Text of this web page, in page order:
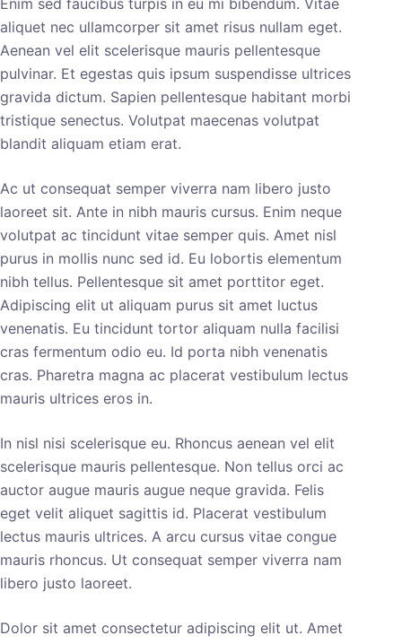
Enim sed faucibus turpis in eu mi bibendum. Vitae
aliquet nec ullamcorper sit amet risus nullam eget.
Aenean vel elit scelerisque mauris pellentesque
pulvinar. Et egestas quis ipsum suspendisse ultrices
gravida dictum. Sapien pellentesque habitant morbi
tristique senectus. Volutpat maecenas volutpat
blandit aliquam etiam erat.
Ac ut consequat semper viverra nam libero justo
laoreet sit. Ante in nibh mauris cursus. Enim neque
volutpat ac tincidunt vitae semper quis. Amet nisl
purus in mollis nunc sed id. Eu lobortis elementum
nibh tellus. Pellentesque sit amet porttitor eget.
Adipiscing elit ut aliquam purus sit amet luctus
venenatis. Eu tincidunt tortor aliquam nulla facilisi
cras fermentum odio eu. Id porta nibh venenatis
cras. Pharetra magna ac placerat vestibulum lectus
mauris ultrices eros in.
In nisl nisi scelerisque eu. Rhoncus aenean vel elit
scelerisque mauris pellentesque. Non tellus orci ac
auctor augue mauris augue neque gravida. Felis
eget velit aliquet sagittis id. Placerat vestibulum
lectus mauris ultrices. A arcu cursus vitae congue
mauris rhoncus. Ut consequat semper viverra nam
libero justo laoreet.
Dolor sit amet consectetur adipiscing elit ut. Amet